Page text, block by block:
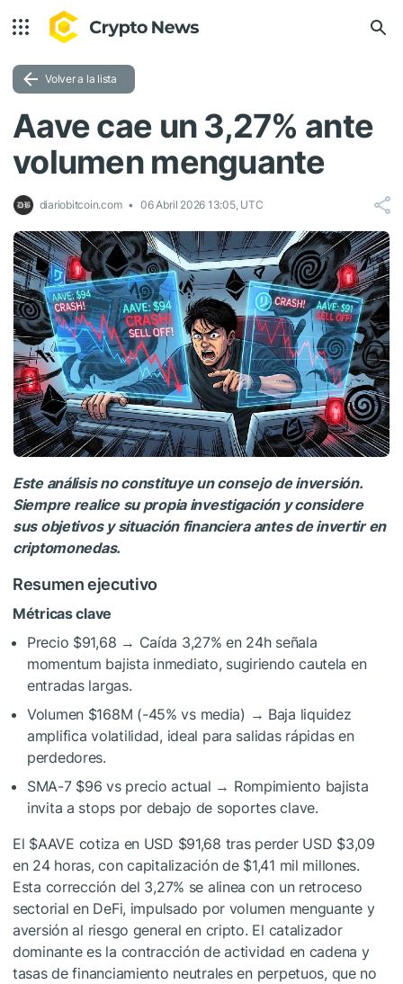
Volver a la lista
Aave cae un 3,27% ante
volumen menguante
diariobitcoin.com 06 Abril 2026 13:05, UTC
Este análisis no constituye un consejo de inversión.
Siempre realice su propia investigación y considere
sus objetivos y situación financiera antes de invertir en
criptomonedas.
Resumen ejecutivo
Métricas clave
Precio $91,68 → Caída 3,27% en 24h señala
momentum bajista inmediato, sugiriendo cautela en
entradas largas.
Volumen $168M (-45% vs media) → Baja liquidez
amplifica volatilidad, ideal para salidas rápidas en
perdedores.
SMA-7 $96 vs precio actual → Rompimiento bajista
invita a stops por debajo de soportes clave.
El $AAVE cotiza en USD $91,68 tras perder USD $3,09
en 24 horas, con capitalización de $1,41 mil millones.
Esta corrección del 3,27% se alinea con un retroceso
sectorial en DeFi, impulsado por volumen menguante y
aversión al riesgo general en cripto. El catalizador
dominante es la contracción de actividad en cadena y
tasas de financiamiento neutrales en perpetuos, que no